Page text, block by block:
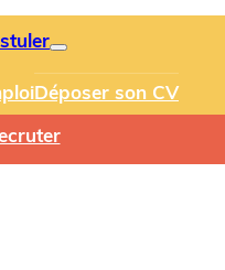
Déposer son CV